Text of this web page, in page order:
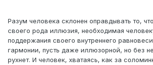
Разум человека склонен оправдывать то,
своего рода иллюзия, необходимая
поддержания своего внутреннего
гармонии, пусть даже иллюзорной, но без
рухнет. И человек, хватаясь, как за